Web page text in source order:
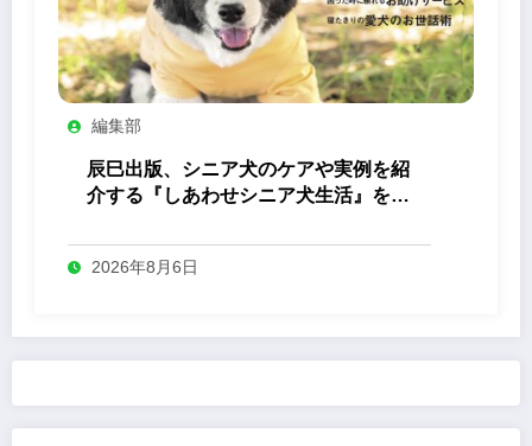
編集部
辰巳出版、シニア犬のケアや実例を紹
介する『しあわせシニア犬生活』を発
2026年8月6日